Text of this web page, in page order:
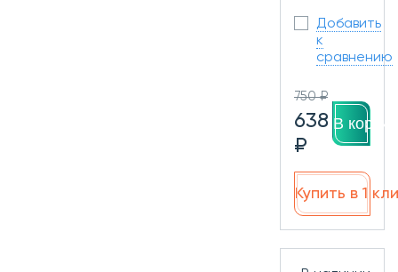
Добавить
к
сравнению
750 ₽
638
₽
В
Купить в 1